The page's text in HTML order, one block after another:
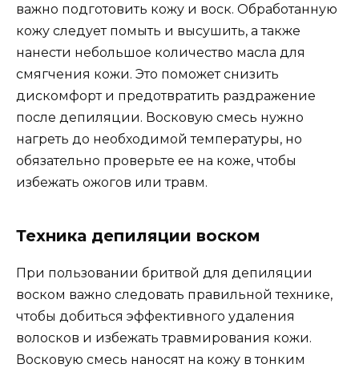
важно подготовить кожу и воск. Обработанную
кожу следует помыть и высушить, а также
нанести небольшое количество масла для
смягчения кожи. Это поможет снизить
дискомфорт и предотвратить раздражение
после депиляции. Восковую смесь нужно
нагреть до необходимой температуры, но
обязательно проверьте ее на коже, чтобы
избежать ожогов или травм.
Техника депиляции воском
При пользовании бритвой для депиляции
воском важно следовать правильной технике,
чтобы добиться эффективного удаления
волосков и избежать травмирования кожи.
Восковую смесь наносят на кожу в тонким